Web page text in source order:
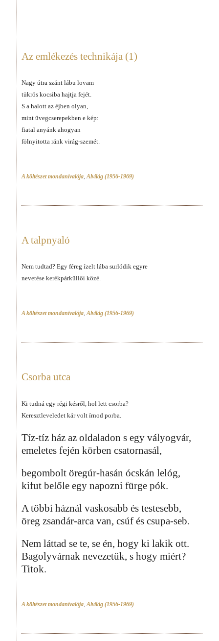
Az emlékezés technikája (1)
Nagy útra szánt lábu lovam
tükrös kocsiba hajtja fejét.
S a halott az éjben olyan,
mint üvegcserepekben e kép:
fiatal anyánk ahogyan
fölnyitotta ránk virág-szemét.
A költészet mondanivalója,Alvilág (1956-1969)
A talpnyaló
Nem tudtad? Egy féreg ízelt lába surlódik egyre
nevetése kerékpárküllői közé.
A költészet mondanivalója,Alvilág (1956-1969)
Csorba utca
Ki tudná egy régi késről, hol lett csorba?
Keresztleveledet kár volt írnod porba.
Tíz-tíz ház az oldaladon s egy vályogvár,
emeletes fején körben csatornasál,
begombolt öregúr-hasán ócskán lelóg,
kifut belőle egy napozni fürge pók.
A többi háznál vaskosabb és testesebb,
öreg zsandár-arca van, csúf és csupa-seb.
Nem láttad se te, se én, hogy ki lakik ott.
Bagolyvárnak nevezetük, s hogy miért?
Titok.
A költészet mondanivalója Alvilág (1956-1969)